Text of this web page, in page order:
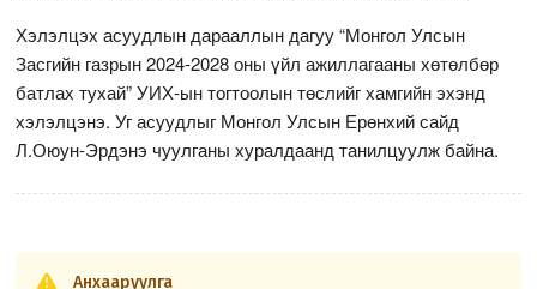
Хэлэлцэх асуудлын дарааллын дагуу “Монгол Улсын
Засгийн газрын 2024-2028 оны үйл ажиллагааны хөтөлбөр
батлах тухай” УИХ-ын тогтоолын төслийг хамгийн эхэнд
хэлэлцэнэ. Уг асуудлыг Монгол Улсын Ерөнхий сайд
Л.Оюун-Эрдэнэ чуулганы хуралдаанд танилцуулж байна.
Анхааруулга